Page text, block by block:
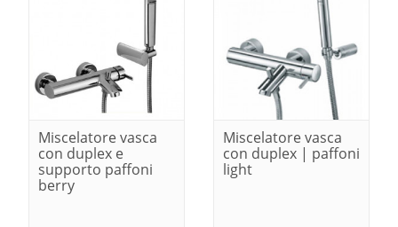
Miscelatore vasca
con duplex e
supporto paffoni
berry
Miscelatore vasca
con duplex | paffoni
light